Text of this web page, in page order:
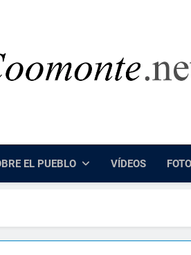
|
EL PUEBLO VÍDEOS